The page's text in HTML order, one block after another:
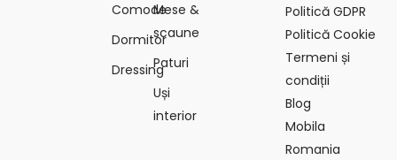
Comode
Dormitor
Dressing
Mese &
scaune
Paturi
Uși
interior
Politică GDPR
Politică Cookie
Termeni și
condiții
Blog
Mobila
Romania